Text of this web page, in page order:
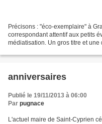
Précisons : "éco-exemplaire" à
correspondant attentif aux petits
médiatisation. Un gros titre et une
anniversaires
Publié le 19/11/2013 à 06:00
Par pugnace
L'actuel maire de Saint-Cyprien